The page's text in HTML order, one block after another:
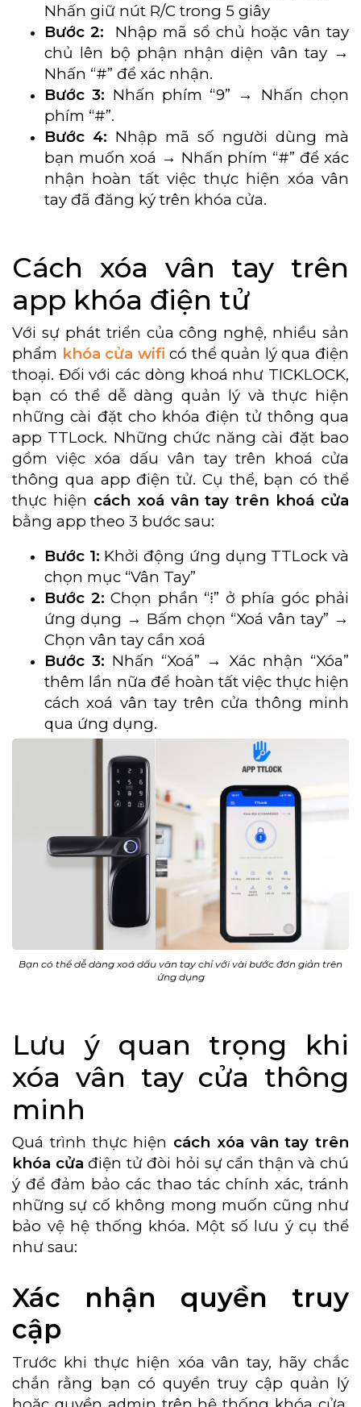
Nhấn giữ nút R/C trong 5 giây
Bước 2: Nhập mã sổ chủ hoặc vân tay
chủ lên bộ phận nhận diện vân tay →
Nhấn “#” để xác nhận.
Bước 3: Nhấn phím “9” → Nhấn chọn
phím “#”.
Bước 4: Nhập mã số người dùng mà
bạn muốn xoá → Nhấn phím “#” để xác
nhận hoàn tất việc thực hiện xóa vân
tay đã đăng ký trên khóa cửa.
Cách xóa vân tay trên
app khóa điện tử
Với sự phát triển của công nghệ, nhiều sản
phẩm khóa cửa wifi có thể quản lý qua điện
thoại. Đối với các dòng khoá như TICKLOCK,
bạn có thể dễ dàng quản lý và thực hiện
những cài đặt cho khóa điện tử thông qua
app TTLock. Những chức năng cài đặt bao
gồm việc xóa dấu vân tay trên khoá cửa
thông qua app điện tử. Cụ thể, bạn có thể
thực hiện cách xoá vân tay trên khoá cửa
bằng app theo 3 bước sau:
Bước 1: Khởi động ứng dụng TTLock và
chọn mục “Vân Tay”
Bước 2: Chọn phần “⁞” ở phía góc phải
ứng dụng → Bấm chọn “Xoá vân tay” →
Chọn vân tay cần xoá
Bước 3: Nhấn “Xoá” → Xác nhận “Xóa”
thêm lần nữa để hoàn tất việc thực hiện
cách xoá vân tay trên cửa thông minh
qua ứng dụng.
Bạn có thể dễ dàng xoá dấu vân tay chỉ với vài bước đơn giản trên
ứng dụng
Lưu ý quan trọng khi
xóa vân tay cửa thông
minh
Quá trình thực hiện cách xóa vân tay trên
khóa cửa điện tử đòi hỏi sự cẩn thận và chú
ý để đảm bảo các thao tác chính xác, tránh
những sự cố không mong muốn cũng như
bảo vệ hệ thống khóa. Một số lưu ý cụ thể
như sau:
Xác nhận quyền truy
cập
Trước khi thực hiện xóa vân tay, hãy chắc
chắn rằng bạn có quyền truy cập quản lý